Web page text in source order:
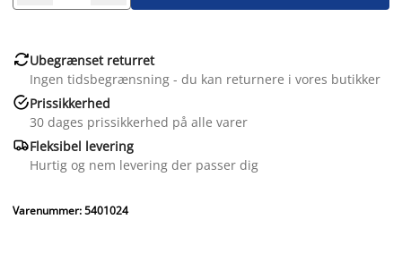
Ubegrænset returret
Ingen tidsbegrænsning - du kan returnere i vores butikker
Prissikkerhed
30 dages prissikkerhed på alle varer
Fleksibel levering
Hurtig og nem levering der passer dig
Varenummer: 5401024